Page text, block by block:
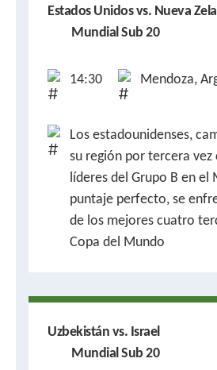
Estados Unidos vs. Nueva
Mundial Sub 20
14:30 Mendoza,
Los estadounidenses,
su región por tercera vez
líderes del Grupo B en el
puntaje perfecto, se
de los mejores cuatro
Copa del Mundo
Uzbekistán vs. Israel
Mundial Sub 20